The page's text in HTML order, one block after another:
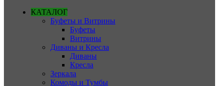
КАТАЛОГ
Буфеты и Витрины
Буфеты
Витрины
Диваны и Кресла
Диваны
Кресла
Зеркала
Комоды и Тумбы